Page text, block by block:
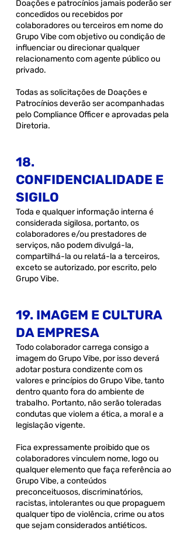
Doações e patrocínios jamais poderão ser
concedidos ou recebidos por
colaboradores ou terceiros em nome do
Grupo Vibe com objetivo ou condição de
influenciar ou direcionar qualquer
relacionamento com agente público ou
privado.
Todas as solicitações de Doações e
Patrocínios deverão ser acompanhadas
pelo Compliance Officer e aprovadas pela
Diretoria.
18.
CONFIDENCIALIDADE E
SIGILO
Toda e qualquer informação interna é
considerada sigilosa, portanto, os
colaboradores e/ou prestadores de
serviços, não podem divulgá-la,
compartilhá-la ou relatá-la a terceiros,
exceto se autorizado, por escrito, pelo
Grupo Vibe.
19. IMAGEM E CULTURA
DA EMPRESA
Todo colaborador carrega consigo a
imagem do Grupo Vibe, por isso deverá
adotar postura condizente com os
valores e princípios do Grupo Vibe, tanto
dentro quanto fora do ambiente de
trabalho. Portanto, não serão toleradas
condutas que violem a ética, a moral e a
legislação vigente.
Fica expressamente proibido que os
colaboradores vinculem nome, logo ou
qualquer elemento que faça referência ao
Grupo Vibe, a conteúdos
preconceituosos, discriminatórios,
racistas, intolerantes ou que propaguem
qualquer tipo de violência, crime ou atos
que sejam considerados antiéticos.